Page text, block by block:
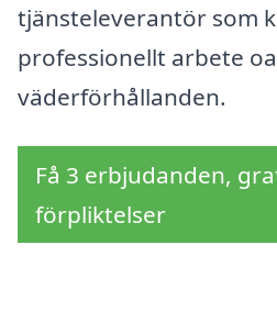
tjänsteleverantör som
professionellt arbete
väderförhållanden.
Få 3 erbjudanden,
förpliktelser